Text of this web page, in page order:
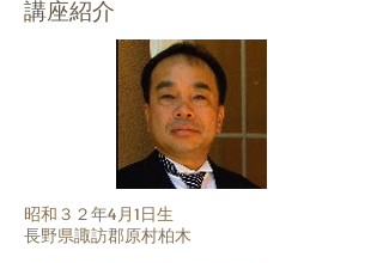
講座紹介
昭和３２年4月1日生
長野県諏訪郡原村柏木